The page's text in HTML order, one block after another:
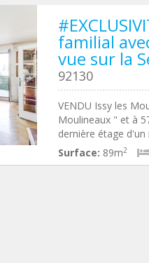
familial
vue sur la
92130
VENDU Issy les
Moulineaux " et à
dernière étage d'un
Surface: 89m2